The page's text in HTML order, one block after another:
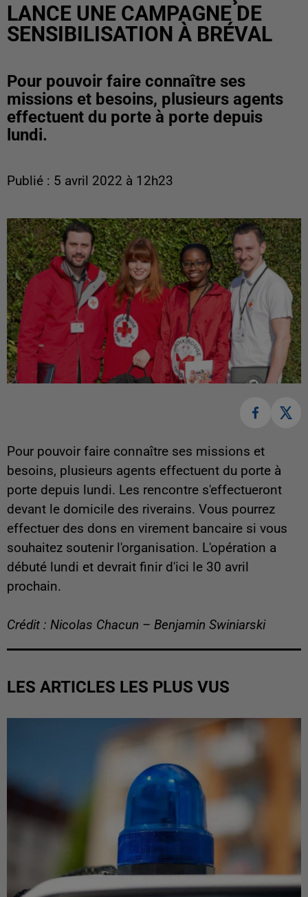
LANCE UNE CAMPAGNE DE
SENSIBILISATION À BRÉVAL
Pour pouvoir faire connaître ses
missions et besoins, plusieurs agents
effectuent du porte à porte depuis
lundi.
Publié : 5 avril 2022 à 12h23
Pour pouvoir faire connaître ses missions et
besoins, plusieurs agents effectuent du porte à
porte depuis lundi. Les rencontre s'effectueront
devant le domicile des riverains. Vous pourrez
effectuer des dons en virement bancaire si vous
souhaitez soutenir l'organisation. L'opération a
débuté lundi et devrait finir d'ici le 30 avril
prochain.
Crédit : Nicolas Chacun – Benjamin Swiniarski
LES ARTICLES LES PLUS VUS